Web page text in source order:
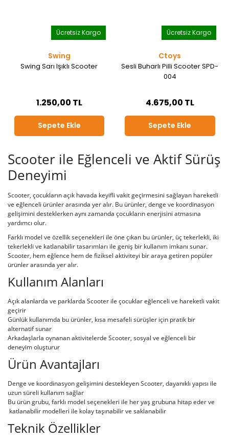
Ücretsiz Kargo
Swing
Swing Sarı Işıklı Scooter
1.250,00 TL
Sepete Ekle
Ücretsiz Kargo
Ctoys
Sesli Buharlı Pilli Scooter SPD-
004
4.675,00 TL
Sepete Ekle
Scooter ile Eğlenceli ve Aktif Sürüş
Deneyimi
Scooter, çocukların açık havada keyifli vakit geçirmesini sağlayan hareketli
ve eğlenceli ürünler arasında yer alır. Bu ürünler, denge ve koordinasyon
gelişimini desteklerken aynı zamanda çocukların enerjisini atmasına
yardımcı olur.
Farklı model ve özellik seçenekleri ile öne çıkan bu ürünler, üç tekerlekli, iki
tekerlekli ve katlanabilir tasarımları ile geniş bir kullanım imkanı sunar.
Scooter, hem eğlence hem de fiziksel aktiviteyi bir araya getiren popüler
ürünler arasında yer alır.
Kullanım Alanları
Açık alanlarda ve parklarda Scooter ile çocuklar eğlenceli ve hareketli vakit
geçirir
Günlük kullanımda bu ürünler, kısa mesafeli sürüşler için pratik bir
alternatif sunar
Arkadaşlarla oynanan aktivitelerde Scooter, sosyal ve eğlenceli bir
deneyim oluşturur
Ürün Avantajları
Denge ve koordinasyon gelişimini destekleyen Scooter, dayanıklı yapısı ile
uzun süreli kullanım sağlar
Bu ürün grubu, farklı model seçenekleri ile her yaş grubuna hitap eder ve
katlanabilir modelleri ile kolay taşınabilir ve saklanabilir
Teknik Özellikler